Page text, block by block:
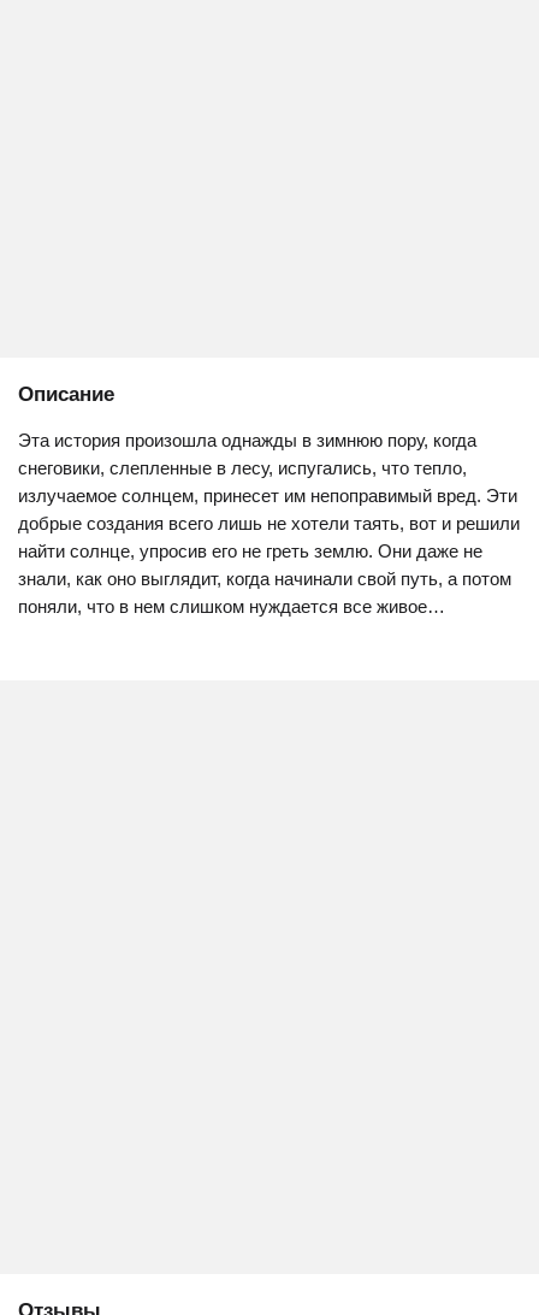
Описание
Эта история произошла однажды в зимнюю пору, когда
снеговики, слепленные в лесу, испугались, что тепло,
излучаемое солнцем, принесет им непоправимый вред. Эти
добрые создания всего лишь не хотели таять, вот и решили
найти солнце, упросив его не греть землю. Они даже не
знали, как оно выглядит, когда начинали свой путь, а потом
поняли, что в нем слишком нуждается все живое…